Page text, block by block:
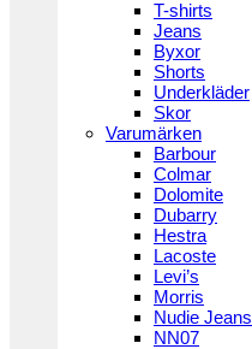
T-shirts
Jeans
Byxor
Shorts
Underkläder
Skor
Varumärken
Barbour
Colmar
Dolomite
Dubarry
Hestra
Lacoste
Levi’s
Morris
Nudie Jeans
NN07